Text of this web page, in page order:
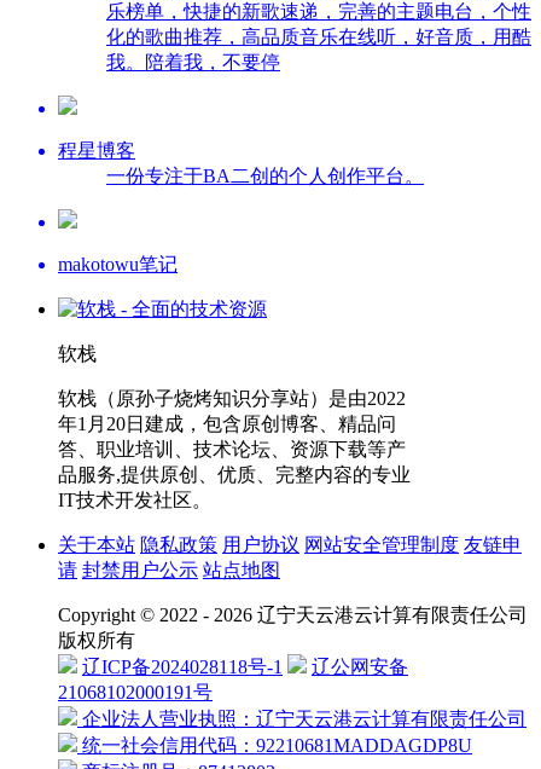
乐榜单，快捷的新歌速递，完善的主题电台，个性
化的歌曲推荐，高品质音乐在线听，好音质，用酷
我。陪着我，不要停
程星博客
一份专注于BA二创的个人创作平台。
makotowu笔记
软栈
软栈（原孙子烧烤知识分享站）是由2022
年1月20日建成，包含原创博客、精品问
答、职业培训、技术论坛、资源下载等产
品服务,提供原创、优质、完整内容的专业
IT技术开发社区。
关于本站 隐私政策 用户协议 网站安全管理制度 友链申
请 封禁用户公示 站点地图
Copyright © 2022 - 2026 辽宁天云港云计算有限责任公司
版权所有
辽ICP备2024028118号-1
辽公网安备
21068102000191号
企业法人营业执照：辽宁天云港云计算有限责任公司
统一社会信用代码：92210681MADDAGDP8U